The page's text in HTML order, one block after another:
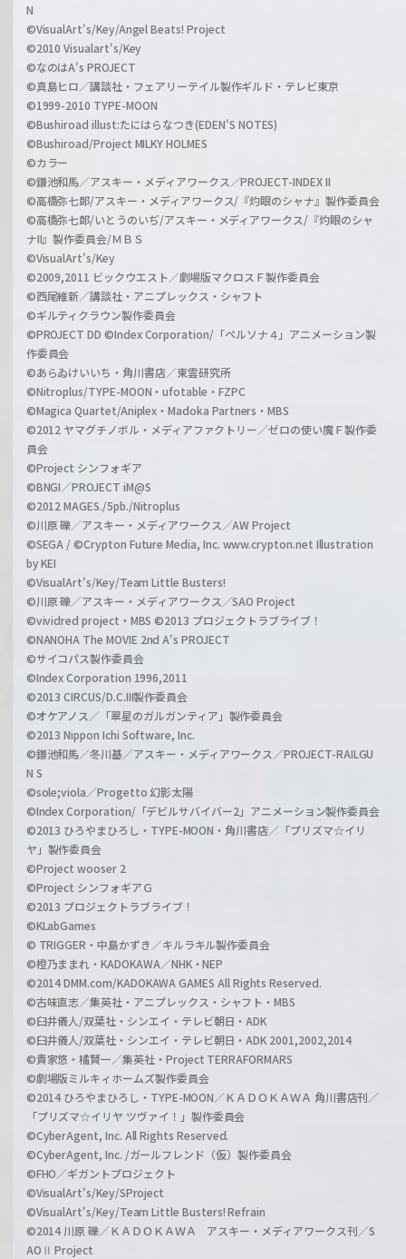
N
©VisualArt's/Key/Angel Beats! Project
©2010 Visualart's/Key
©なのはA's PROJECT
©真島ヒロ／講談社・フェアリーテイル製作ギルド・テレビ東京
©1999-2010 TYPE-MOON
©Bushiroad illust:たにはらなつき(EDEN'S NOTES)
©Bushiroad/Project MILKY HOLMES
©カラー
©鎌池和馬／アスキー・メディアワークス／PROJECT-INDEX II
©高橋弥七郎/アスキー・メディアワークス/『灼眼のシャナ』製作委員会
©高橋弥七郎/いとうのいぢ/アスキー・メディアワークス/『灼眼のシャ
ナII』製作委員会/ＭＢＳ
©VisualArt's/Key
©2009,2011 ビックウエスト／劇場版マクロスＦ製作委員会
©西尾維新／講談社・アニプレックス・シャフト
©ギルティクラウン製作委員会
©PROJECT DD ©Index Corporation/「ペルソナ４」アニメーション製
作委員会
©あらゐけいいち・角川書店／東雲研究所
©Nitroplus/TYPE-MOON・ufotable・FZPC
©Magica Quartet/Aniplex・Madoka Partners・MBS
©2012 ヤマグチノボル・メディアファクトリー／ゼロの使い魔Ｆ製作委
員会
©Project シンフォギア
©BNGI／PROJECT iM@S
©2012 MAGES./5pb./Nitroplus
©川原 礫／アスキー・メディアワークス／AW Project
©SEGA / ©Crypton Future Media, Inc. www.crypton.net Illustration
by KEI
©VisualArt's/Key/Team Little Busters!
©川原 礫／アスキー・メディアワークス／SAO Project
©vividred project・MBS ©2013 プロジェクトラブライブ！
©NANOHA The MOVIE 2nd A's PROJECT
©サイコパス製作委員会
©Index Corporation 1996,2011
©2013 CIRCUS/D.C.III製作委員会
©オケアノス／「翠星のガルガンティア」製作委員会
©2013 Nippon Ichi Software, Inc.
©鎌池和馬／冬川基／アスキー・メディアワークス／PROJECT-RAILGU
N S
©sole;viola／Progetto 幻影太陽
©Index Corporation/「デビルサバイバー2」アニメーション製作委員会
©2013 ひろやまひろし・TYPE-MOON・角川書店／「プリズマ☆イリ
ヤ」製作委員会
©Project wooser 2
©Project シンフォギアＧ
©2013 プロジェクトラブライブ！
©KLabGames
© TRIGGER・中島かずき／キルラキル製作委員会
©橙乃ままれ・KADOKAWA／NHK・NEP
©2014 DMM.com/KADOKAWA GAMES All Rights Reserved.
©古味直志／集英社・アニプレックス・シャフト・MBS
©臼井儀人/双葉社・シンエイ・テレビ朝日・ADK
©臼井儀人/双葉社・シンエイ・テレビ朝日・ADK 2001,2002,2014
©貴家悠・橘賢一／集英社・Project TERRAFORMARS
©劇場版ミルキィホームズ製作委員会
©2014 ひろやまひろし・TYPE-MOON／ＫＡＤＯＫＡＷＡ 角川書店刊／
「プリズマ☆イリヤ ツヴァイ！」製作委員会
©CyberAgent, Inc. All Rights Reserved.
©CyberAgent, Inc. /ガールフレンド（仮）製作委員会
©FHO／ギガントプロジェクト
©VisualArt's/Key/SProject
©VisualArt's/Key/Team Little Busters! Refrain
©2014 川原 礫／ＫＡＤＯＫＡＷＡ アスキー・メディアワークス刊／S
AOⅡ Project